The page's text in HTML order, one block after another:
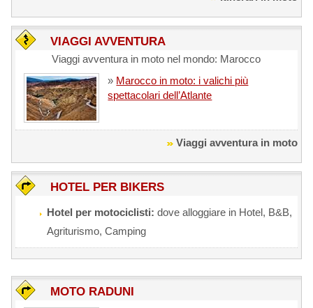
VIAGGI AVVENTURA
Viaggi avventura in moto nel mondo: Marocco
» Marocco in moto: i valichi più
spettacolari dell’Atlante
Viaggi avventura in moto
HOTEL PER BIKERS
Hotel per motociclisti: dove alloggiare in Hotel, B&B,
Agriturismo, Camping
MOTO RADUNI